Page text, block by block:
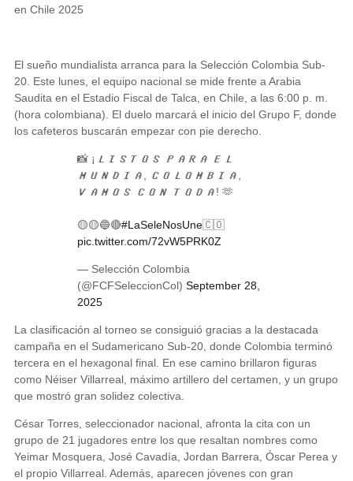
en Chile 2025
El sueño mundialista arranca para la Selección Colombia Sub-
20. Este lunes, el equipo nacional se mide frente a Arabia
Saudita en el Estadio Fiscal de Talca, en Chile, a las 6:00 p. m.
(hora colombiana). El duelo marcará el inicio del Grupo F, donde
los cafeteros buscarán empezar con pie derecho.
📸 ¡𝑳𝑰𝑺𝑻𝑶𝑺 𝑷𝑨𝑹𝑨 𝑬𝑳
𝑴𝑼𝑵𝑫𝑰𝑨, 𝑪𝑶𝑳𝑶𝑴𝑩𝑰𝑨,
𝑽𝑨𝑴𝑶𝑺 𝑪𝑶𝑵 𝑻𝑶𝑫𝑨! 🫶
🟡🟡🔵🔴#LaSeleNosUne🇨🇴
pic.twitter.com/72vW5PRK0Z
— Selección Colombia
(@FCFSeleccionCol) September 28,
2025
La clasificación al torneo se consiguió gracias a la destacada
campaña en el Sudamericano Sub-20, donde Colombia terminó
tercera en el hexagonal final. En ese camino brillaron figuras
como Néiser Villarreal, máximo artillero del certamen, y un grupo
que mostró gran solidez colectiva.
César Torres, seleccionador nacional, afronta la cita con un
grupo de 21 jugadores entre los que resaltan nombres como
Yeimar Mosquera, José Cavadía, Jordan Barrera, Óscar Perea y
el propio Villarreal. Además, aparecen jóvenes con gran